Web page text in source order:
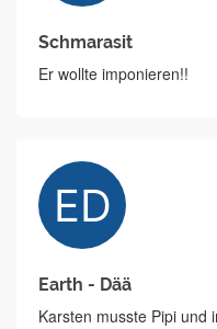
Schmarasit
Er wollte imponieren!!
Earth - Dää
Karsten musste Pipi und